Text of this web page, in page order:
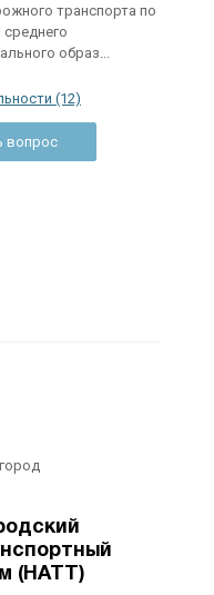
транспорта по
образ...
(12)
вопрос
(НАТТ)